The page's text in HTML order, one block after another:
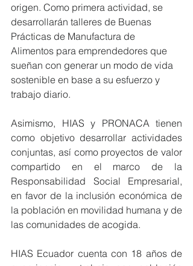
origen. Como primera actividad, se
desarrollarán talleres de Buenas
Prácticas de Manufactura de
Alimentos para emprendedores que
sueñan con generar un modo de vida
sostenible en base a su esfuerzo y
trabajo diario.
Asimismo, HIAS y PRONACA tienen
como objetivo desarrollar actividades
conjuntas, así como proyectos de valor
compartido en el marco de la
Responsabilidad Social Empresarial,
en favor de la inclusión económica de
la población en movilidad humana y de
las comunidades de acogida.
HIAS Ecuador cuenta con 18 años de